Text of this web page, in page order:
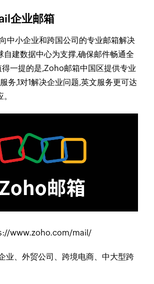
企业邮箱
中小企业和跨国公司的专业邮箱解决
自建数据中心为支撑,确保邮件畅通全
一提的是,Zoho邮箱中国区提供专业
务,1对1解决企业问题,英文服务更可达
www.zoho.com/mail/
业、外贸公司、跨境电商、中大型跨